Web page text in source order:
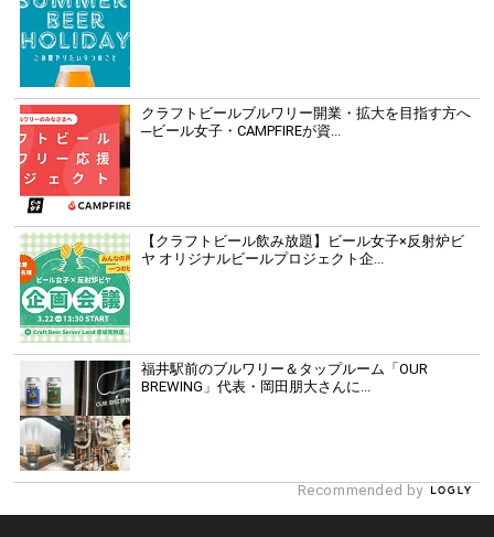
クラフトビールブルワリー開業・拡大を目指す方へ
─ビール女子・CAMPFIREが資...
【クラフトビール飲み放題】ビール女子×反射炉ビ
ヤ オリジナルビールプロジェクト企...
福井駅前のブルワリー＆タップルーム「OUR
BREWING」代表・岡田朋大さんに...
Recommended by